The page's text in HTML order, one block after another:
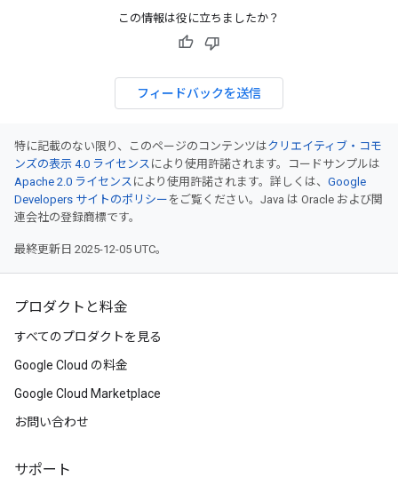
この情報は役に立ちましたか？
フィードバックを送信
特に記載のない限り、このページのコンテンツはクリエイティブ・コモ
ンズの表示 4.0 ライセンス により使用許諾されます。コードサンプルは
Apache 2.0 ライセンス により使用許諾されます。詳しくは、 Google
Developers サイトのポリシー をご覧ください。Java は Oracle および関
連会社の登録商標です。
最終更新日 2025-12-05 UTC。
プロダクトと料金
すべてのプロダクトを見る
Google Cloud の料金
Google Cloud Marketplace
お問い合わせ
サポート